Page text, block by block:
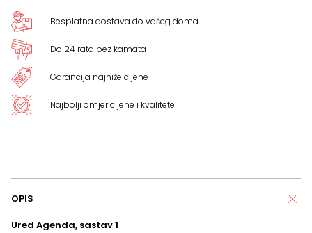
Besplatna dostava do vašeg doma
Do 24 rata bez kamata
Garancija najniže cijene
Najbolji omjer cijene i kvalitete
OPIS
Ured Agenda, sastav 1